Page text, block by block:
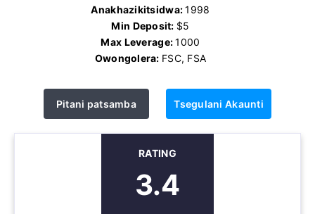
Anakhazikitsidwa:1998
Min Deposit: $5
Max Leverage:1000
Owongolera: FSC, FSA
Pitani patsamba Tsegulani Akaunti
RATING
3.4